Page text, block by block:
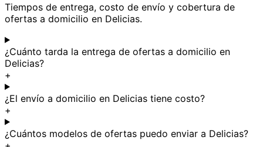
Tiempos de entrega, costo de envío y cobertura de
ofertas a domicilio en Delicias.
¿Cuánto tarda la entrega de ofertas a domicilio en
Delicias?
+
¿El envío a domicilio en Delicias tiene costo?
+
¿Cuántos modelos de ofertas puedo enviar a Delicias?